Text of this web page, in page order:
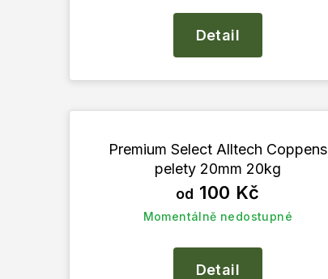
u
k
o
d
Detail
Premium Select Alltech Coppens
pelety 20mm 20kg
od 100 Kč
Momentálně nedostupné
Detail